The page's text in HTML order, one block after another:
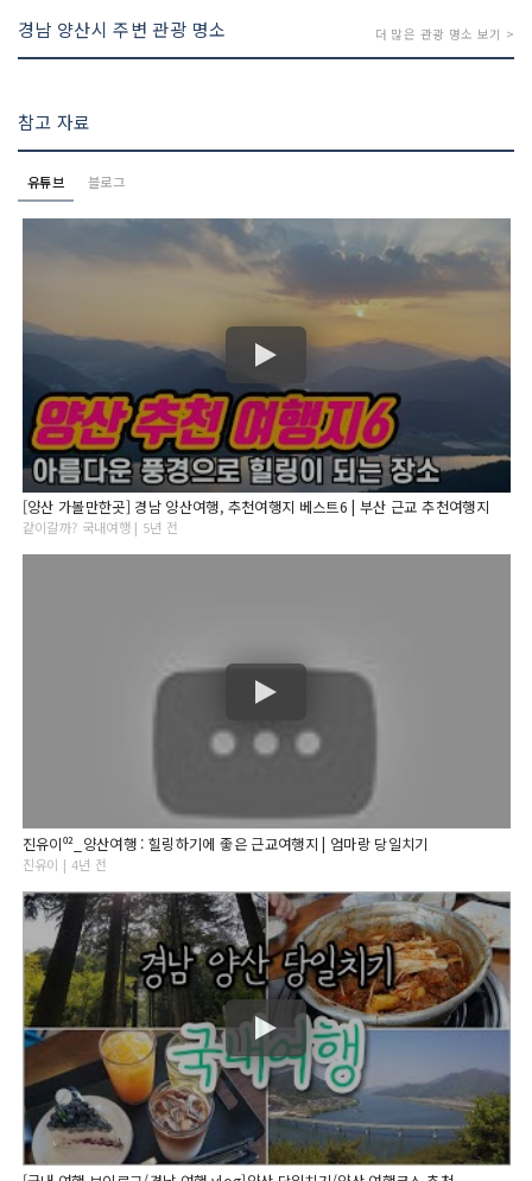
경남 양산시 주변 관광 명소 더 많은 관광 명소 보기 >
참고 자료
유튜브 블로그
[양산 가볼만한곳] 경남 양산여행, 추천여행지 베스트6 | 부산 근교 추천여행지
같이갈까? 국내여행 | 5년 전
진유이⁰²_양산여행 : 힐링하기에 좋은 근교여행지 | 엄마랑 당일치기
진유이 | 4년 전